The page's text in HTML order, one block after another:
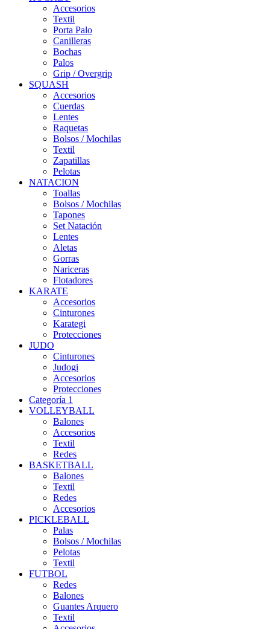
Accesorios
Textil
Porta Palo
Canilleras
Bochas
Palos
Grip / Overgrip
SQUASH
Accesorios
Cuerdas
Lentes
Raquetas
Bolsos / Mochilas
Textil
Zapatillas
Pelotas
NATACION
Toallas
Bolsos / Mochilas
Tapones
Set Natación
Lentes
Aletas
Gorras
Nariceras
Flotadores
KARATE
Accesorios
Cinturones
Karategi
Protecciones
JUDO
Cinturones
Judogi
Accesorios
Protecciones
Categoría 1
VOLLEYBALL
Balones
Accesorios
Textil
Redes
BASKETBALL
Balones
Textil
Redes
Accesorios
PICKLEBALL
Palas
Bolsos / Mochilas
Pelotas
Textil
FUTBOL
Redes
Balones
Guantes Arquero
Textil